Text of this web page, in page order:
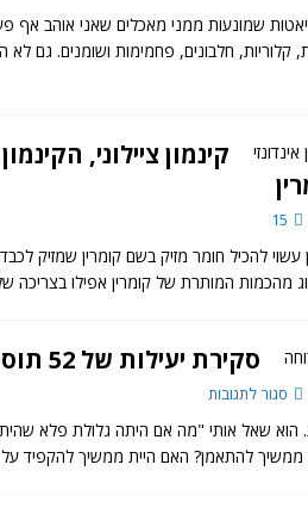
שמונעות ממני מאכלים שאני אוהב אף
קלוריות, חלבונים, פחמימות ושומנים. גם
קינמון ציילוני,
15
קינמון עשוי להכיל חומר מזיק בשם קומרין
מהכמות המותרת של קומרין אפילו בצריכה
סקירת יעילות של 52 תוספי תזונה להרזיה
סגור לתגובות
הוא שאל אותי "מה אם היתה גלולת פלא
להתאמן? האם היית ממשיך להקפיד על